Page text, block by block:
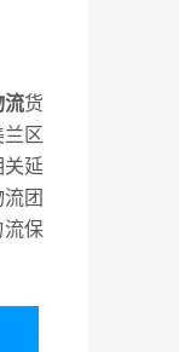
流货
区
关延
团
流保